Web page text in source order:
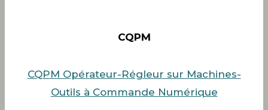
CQPM
CQPM Opérateur-Régleur sur Machines-
Outils à Commande Numérique